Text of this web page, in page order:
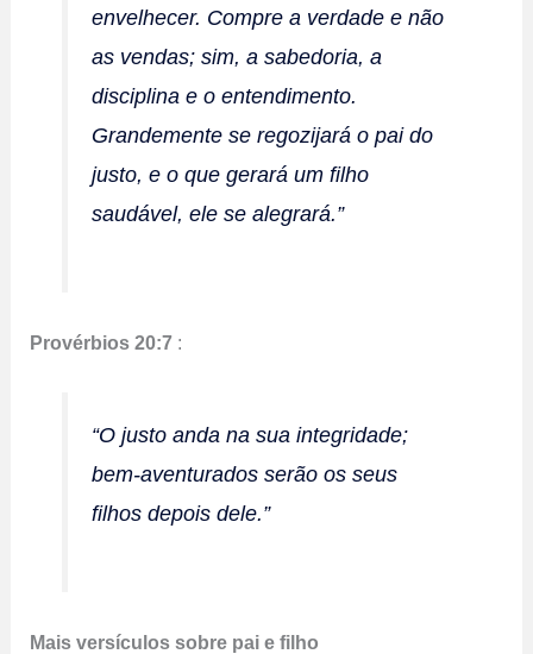
envelhecer. Compre a verdade e não
as vendas; sim, a sabedoria, a
disciplina e o entendimento.
Grandemente se regozijará o pai do
justo, e o que gerará um filho
saudável, ele se alegrará.”
Provérbios 20:7 :
“O justo anda na sua integridade;
bem-aventurados serão os seus
filhos depois dele.”
Mais versículos sobre pai e filho